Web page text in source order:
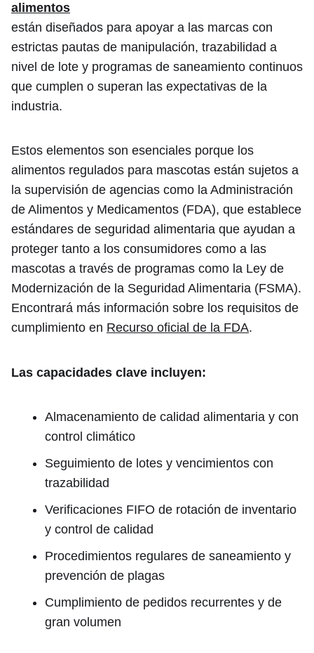
alimentos
están diseñados para apoyar a las marcas con
estrictas pautas de manipulación, trazabilidad a
nivel de lote y programas de saneamiento continuos
que cumplen o superan las expectativas de la
industria.
Estos elementos son esenciales porque los
alimentos regulados para mascotas están sujetos a
la supervisión de agencias como la Administración
de Alimentos y Medicamentos (FDA), que establece
estándares de seguridad alimentaria que ayudan a
proteger tanto a los consumidores como a las
mascotas a través de programas como la Ley de
Modernización de la Seguridad Alimentaria (FSMA).
Encontrará más información sobre los requisitos de
cumplimiento en Recurso oficial de la FDA.
Las capacidades clave incluyen:
Almacenamiento de calidad alimentaria y con
control climático
Seguimiento de lotes y vencimientos con
trazabilidad
Verificaciones FIFO de rotación de inventario
y control de calidad
Procedimientos regulares de saneamiento y
prevención de plagas
Cumplimiento de pedidos recurrentes y de
gran volumen